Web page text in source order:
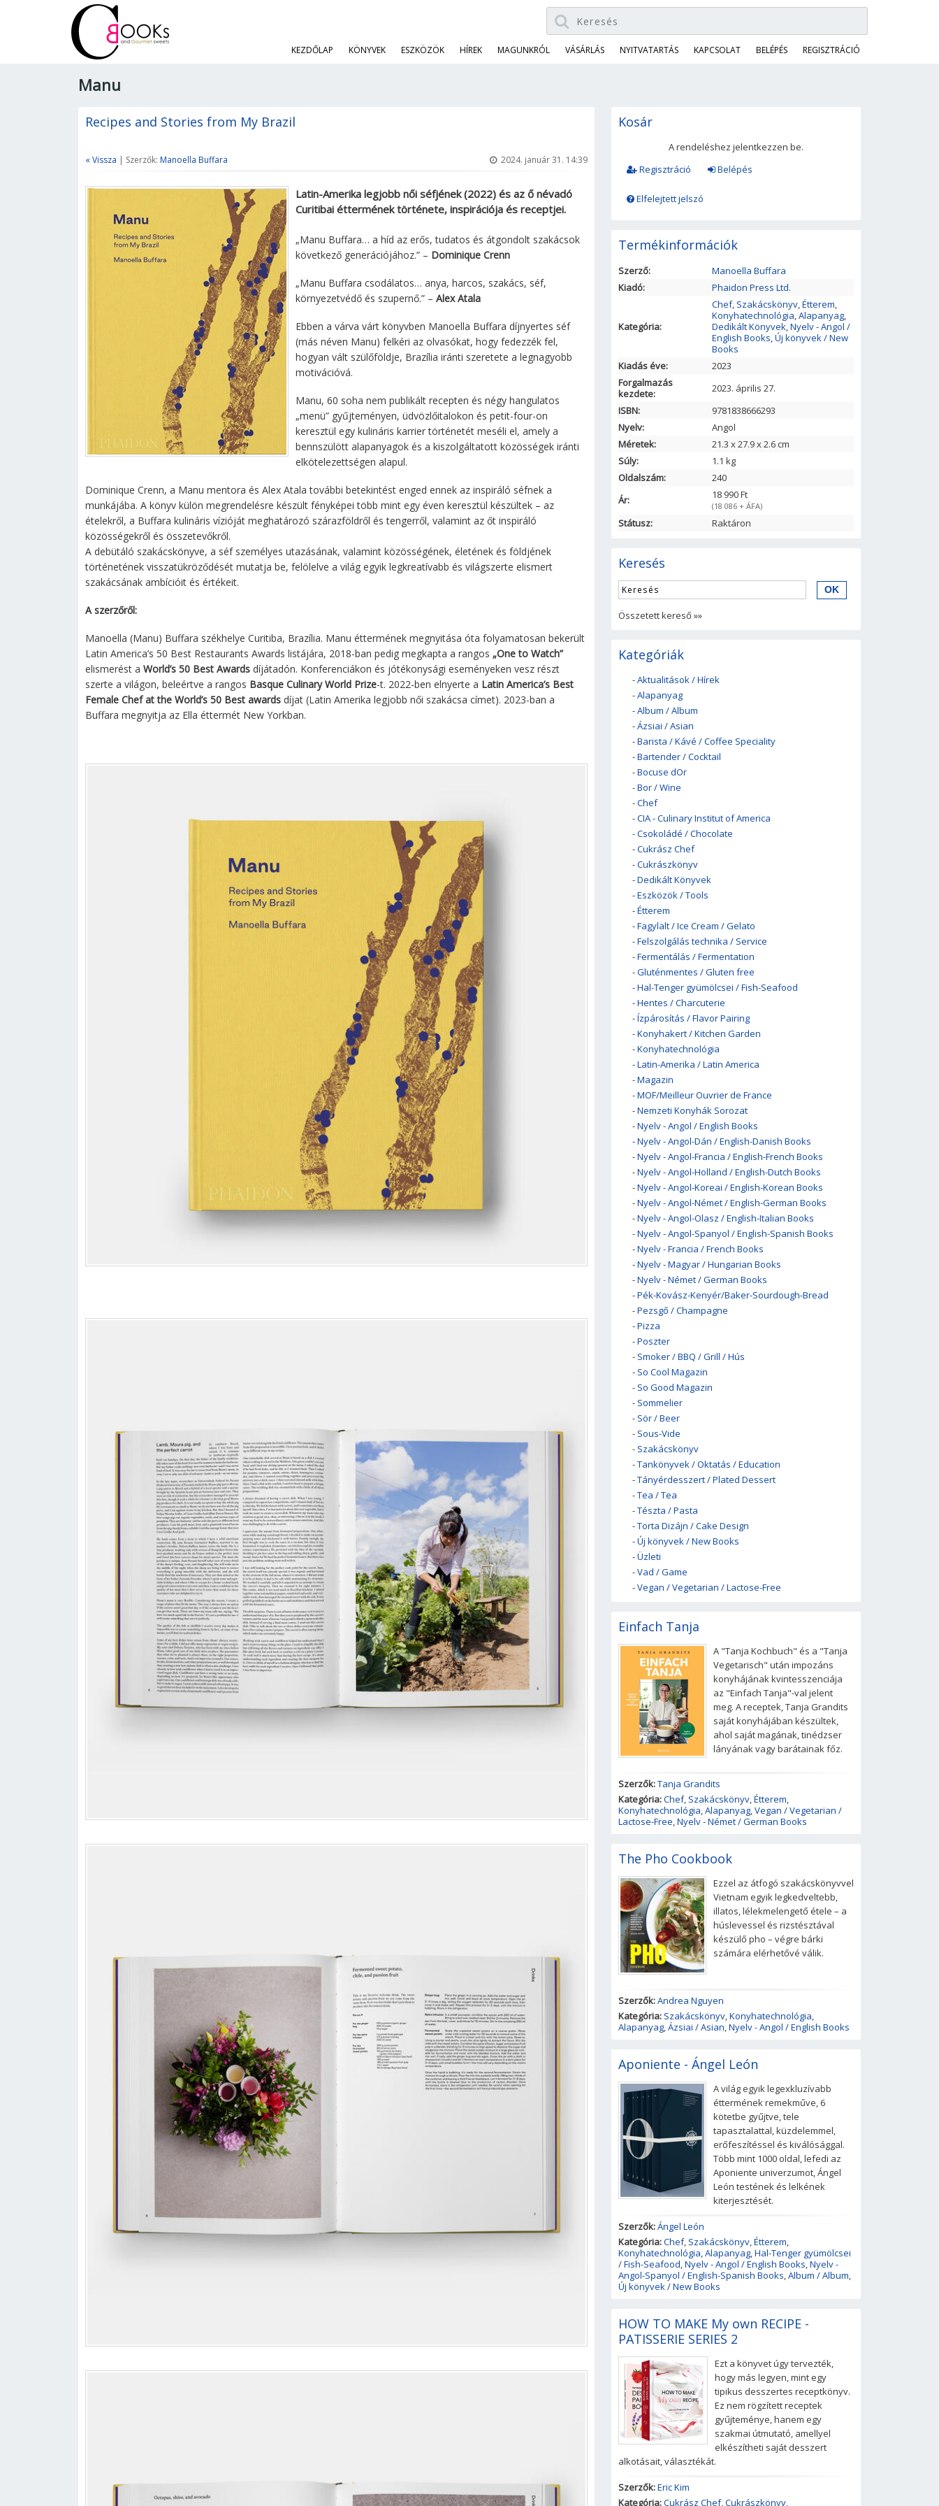
KEZDŐLAP KÖNYVEK ESZKÖZÖK HÍREK MAGUNKRÓL VÁSÁRLÁS NYITVATARTÁS KAPCSOLAT BELÉPÉS REGISZTRÁCIÓ
Manu
Recipes and Stories from My Brazil
« Vissza | Szerzők: Manoella Buffara 2024. január 31. 14:39
Latin-Amerika legjobb női séfjének (2022) és az ő névadó
Curitibai éttermének története, inspirációja és receptjei.
„Manu Buffara… a híd az erős, tudatos és átgondolt szakácsok
következő generációjához.” – Dominique Crenn
„Manu Buffara csodálatos… anya, harcos, szakács, séf,
környezetvédő és szupernő.” – Alex Atala
Ebben a várva várt könyvben Manoella Buffara díjnyertes séf
(más néven Manu) felkéri az olvasókat, hogy fedezzék fel,
hogyan vált szülőföldje, Brazília iránti szeretete a legnagyobb
motivációvá.
Manu, 60 soha nem publikált recepten és négy hangulatos
„menü” gyűjteményen, üdvözlőitalokon és petit-four-on
keresztül egy kulináris karrier történetét meséli el, amely a
bennszülött alapanyagok és a kiszolgáltatott közösségek iránti
elkötelezettségen alapul.
Dominique Crenn, a Manu mentora és Alex Atala további betekintést enged ennek az inspiráló séfnek a
munkájába. A könyv külön megrendelésre készült fényképei több mint egy éven keresztül készültek – az
ételekről, a Buffara kulináris vízióját meghatározó szárazföldről és tengerről, valamint az őt inspiráló
közösségekről és összetevőkről.
A debütáló szakácskönyve, a séf személyes utazásának, valamint közösségének, életének és földjének
történetének visszatükröződését mutatja be, felölelve a világ egyik legkreatívabb és világszerte elismert
szakácsának ambícióit és értékeit.
A szerzőről:
Manoella (Manu) Buffara székhelye Curitiba, Brazília. Manu éttermének megnyitása óta folyamatosan bekerült
Latin America’s 50 Best Restaurants Awards listájára, 2018-ban pedig megkapta a rangos „One to Watch”
elismerést a World’s 50 Best Awards díjátadón. Konferenciákon és jótékonysági eseményeken vesz részt
szerte a világon, beleértve a rangos Basque Culinary World Prize-t. 2022-ben elnyerte a Latin America’s Best
Female Chef at the World’s 50 Best awards díjat (Latin Amerika legjobb női szakácsa címet). 2023-ban a
Buffara megnyitja az Ella éttermét New Yorkban.
Kosár
A rendeléshez jelentkezzen be.
Regisztráció
Belépés
Elfelejtett jelszó
Termékinformációk
Szerző:
Manoella Buffara
Kiadó:
Phaidon Press Ltd.
Kategória:
Chef, Szakácskönyv,Étterem,
Konyhatechnológia,Alapanyag,
Dedikált Könyvek,Nyelv - Angol /
English Books,Új könyvek / New
Books
Kiadás éve:
2023
Forgalmazás
kezdete:
2023. április 27.
ISBN:
9781838666293
Nyelv:
Angol
Méretek:
21.3 x27.9x2.6cm
Súly:
1.1 kg
Oldalszám:
240
Ár:
18 990 Ft
(18 086 + ÁFA)
Státusz: Raktáron
Keresés
Összetett kereső »»
Kategóriák
-Aktualitások / Hírek
-Alapanyag
-Album / Album
-Ázsiai / Asian
-Barista / Kávé / Coffee Speciality
-Bartender / Cocktail
-Bocuse dOr
-Bor / Wine
-Chef
-CIA - Culinary Institut of America
-Csokoládé / Chocolate
-Cukrász Chef
-Cukrászkönyv
-Dedikált Könyvek
-Eszközök / Tools
-Étterem
-Fagylalt / Ice Cream / Gelato
-Felszolgálás technika / Service
-Fermentálás / Fermentation
-Gluténmentes / Gluten free
-Hal-Tenger gyümölcsei / Fish-Seafood
-Hentes / Charcuterie
-Ízpárosítás / Flavor Pairing
-Konyhakert / Kitchen Garden
-Konyhatechnológia
-Latin-Amerika / Latin America
-Magazin
-MOF/Meilleur Ouvrier de France
-Nemzeti Konyhák Sorozat
-Nyelv - Angol / English Books
-Nyelv - Angol-Dán / English-Danish Books
-Nyelv - Angol-Francia / English-French Books
-Nyelv - Angol-Holland / English-Dutch Books
-Nyelv - Angol-Koreai / English-Korean Books
-Nyelv - Angol-Német / English-German Books
-Nyelv - Angol-Olasz / English-Italian Books
-Nyelv - Angol-Spanyol / English-Spanish Books
-Nyelv - Francia / French Books
-Nyelv - Magyar / Hungarian Books
-Nyelv - Német / German Books
-Pék-Kovász-Kenyér/Baker-Sourdough-Bread
-Pezsgő / Champagne
-Pizza
-Poszter
- Smoker / BBQ / Grill / Hús
- So Cool Magazin
- So Good Magazin
- Sommelier
- Sör / Beer
- Sous-Vide
- Szakácskönyv
-Tankönyvek / Oktatás / Education
-Tányérdesszert / Plated Dessert
-Tea / Tea
-Tészta / Pasta
-Torta Dizájn / Cake Design
-Új könyvek / New Books
-Üzleti
-Vad / Game
-Vegan / Vegetarian / Lactose-Free
Einfach Tanja
A "Tanja Kochbuch" és a "Tanja
Vegetarisch" után impozáns
konyhájának kvintesszenciája
az "Einfach Tanja"-val jelent
meg. A receptek, Tanja Grandits
saját konyhájában készültek,
ahol saját magának, tinédzser
lányának vagy barátainak főz.
Szerzők:Tanja Grandits
Kategória:Chef, Szakácskönyv,Étterem,
Konyhatechnológia,Alapanyag,Vegan / Vegetarian /
Lactose-Free,Nyelv - Német / German Books
The Pho Cookbook
Ezzel az átfogó szakácskönyvvel
Vietnam egyik legkedveltebb,
illatos, lélekmelengető étele – a
húslevessel és rizstésztával
készülő pho – végre bárki
számára elérhetővé válik.
Szerzők:Andrea Nguyen
Kategória: Szakácskönyv,Konyhatechnológia,
Alapanyag,Ázsiai / Asian,Nyelv - Angol / English Books
Aponiente - Ángel León
A világ egyik legexkluzívabb
éttermének remekműve, 6
kötetbe gyűjtve, tele
tapasztalattal, küzdelemmel,
erőfeszítéssel és kiválósággal.
Több mint 1000 oldal, lefedi az
Aponiente univerzumot, Ángel
León testének és lelkének
kiterjesztését.
Szerzők:Ángel León
Kategória:Chef, Szakácskönyv,Étterem,
Konyhatechnológia,Alapanyag,Hal-Tenger gyümölcsei
/ Fish-Seafood,Nyelv - Angol / English Books,Nyelv -
Angol-Spanyol / English-Spanish Books,Album / Album,
Új könyvek / New Books
HOW TO MAKE My own RECIPE -
PATISSERIE SERIES 2
Ezt a könyvet úgy tervezték,
hogy más legyen, mint egy
tipikus desszertes receptkönyv.
Ez nem rögzített receptek
gyűjteménye, hanem egy
szakmai útmutató, amellyel
elkészítheti saját desszert
alkotásait, választékát.
Szerzők:Eric Kim
Kategória:Cukrász Chef,Cukrászkönyv,